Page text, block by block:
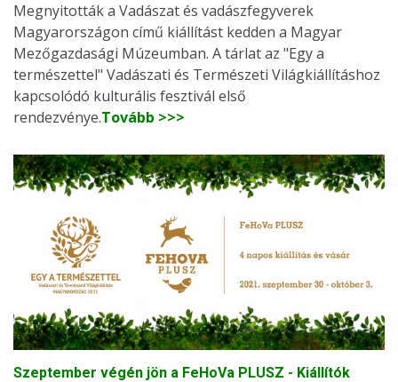
Megnyitották a Vadászat és vadászfegyverek
Magyarországon című kiállítást kedden a Magyar
Mezőgazdasági Múzeumban. A tárlat az "Egy a
természettel" Vadászati és Természeti Világkiállításhoz
kapcsolódó kulturális fesztivál első
rendezvénye.Tovább >>>
Szeptember végén jön a FeHoVa PLUSZ - Kiállítók